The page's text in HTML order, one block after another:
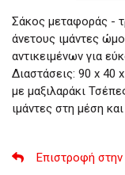
Σάκος μεταφοράς -
άνετους ιμάντες
αντικειμένων για
Διαστάσεις: 90 x 40
με μαξιλαράκι
ιμάντες στη μέση
Επιστροφή στην